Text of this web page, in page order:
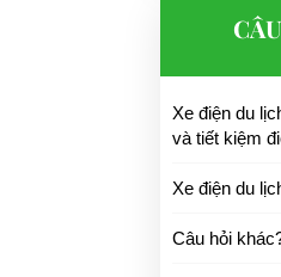
Xe điện du
và tiết kiệm
Xe điện du
Câu hỏi